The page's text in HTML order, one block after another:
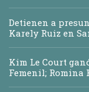
Detienen a
Karely Ruiz en
Kim Le Court
Femenil; Romina